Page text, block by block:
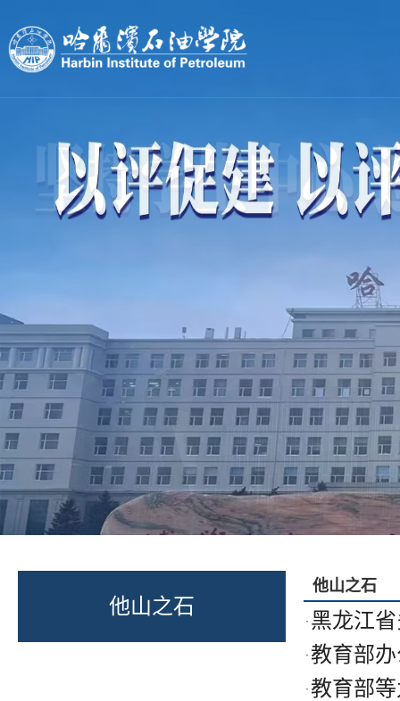
他山之石
他山之石
· 黑龙江
· 教育部
· 教育部